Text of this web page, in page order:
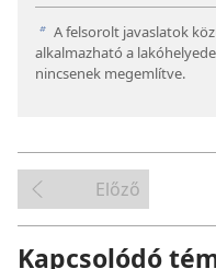
b A felsorolt javaslatok
alkalmazható a
nincsenek megemlítve.
Előző
Kapcsolódó